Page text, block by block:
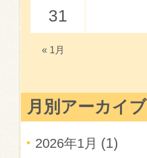
31
« 1月
月別アーカイブ
2026年1月 (1)